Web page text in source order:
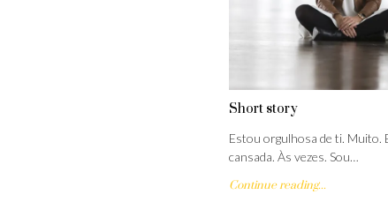
Short story
Estou orgulhosa de ti. Muito.
cansada. Às vezes. Sou…
Continue reading...